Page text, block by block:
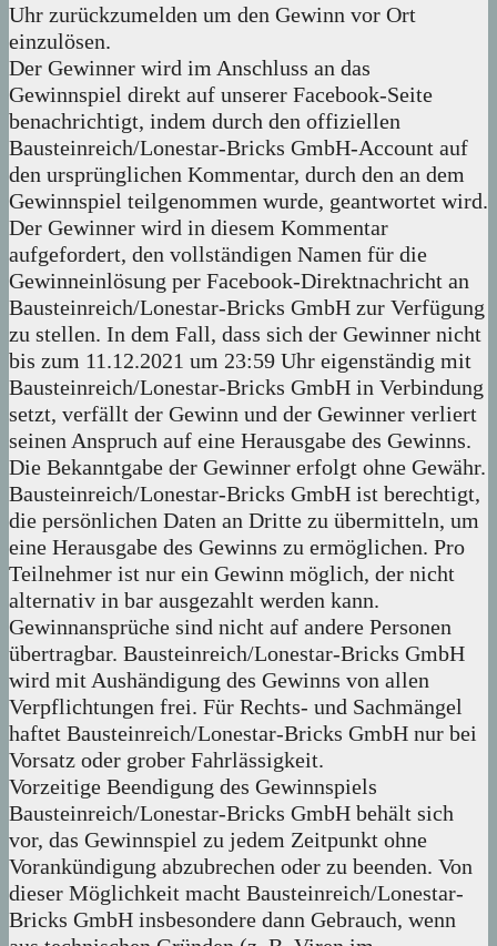
Uhr zurückzumelden um den Gewinn vor Ort
einzulösen.
Der Gewinner wird im Anschluss an das
Gewinnspiel direkt auf unserer Facebook-Seite
benachrichtigt, indem durch den offiziellen
Bausteinreich/Lonestar-Bricks GmbH-Account auf
den ursprünglichen Kommentar, durch den an dem
Gewinnspiel teilgenommen wurde, geantwortet wird.
Der Gewinner wird in diesem Kommentar
aufgefordert, den vollständigen Namen für die
Gewinneinlösung per Facebook-Direktnachricht an
Bausteinreich/Lonestar-Bricks GmbH zur Verfügung
zu stellen. In dem Fall, dass sich der Gewinner nicht
bis zum 11.12.2021 um 23:59 Uhr eigenständig mit
Bausteinreich/Lonestar-Bricks GmbH in Verbindung
setzt, verfällt der Gewinn und der Gewinner verliert
seinen Anspruch auf eine Herausgabe des Gewinns.
Die Bekanntgabe der Gewinner erfolgt ohne Gewähr.
Bausteinreich/Lonestar-Bricks GmbH ist berechtigt,
die persönlichen Daten an Dritte zu übermitteln, um
eine Herausgabe des Gewinns zu ermöglichen. Pro
Teilnehmer ist nur ein Gewinn möglich, der nicht
alternativ in bar ausgezahlt werden kann.
Gewinnansprüche sind nicht auf andere Personen
übertragbar. Bausteinreich/Lonestar-Bricks GmbH
wird mit Aushändigung des Gewinns von allen
Verpflichtungen frei. Für Rechts- und Sachmängel
haftet Bausteinreich/Lonestar-Bricks GmbH nur bei
Vorsatz oder grober Fahrlässigkeit.
Vorzeitige Beendigung des Gewinnspiels
Bausteinreich/Lonestar-Bricks GmbH behält sich
vor, das Gewinnspiel zu jedem Zeitpunkt ohne
Vorankündigung abzubrechen oder zu beenden. Von
dieser Möglichkeit macht Bausteinreich/Lonestar-
Bricks GmbH insbesondere dann Gebrauch, wenn